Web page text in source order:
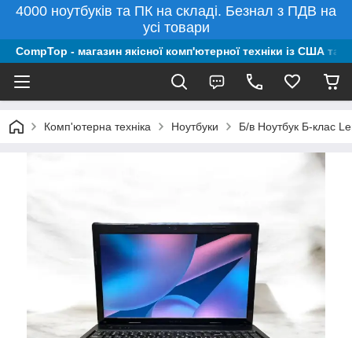
4000 ноутбуків та ПК на складі. Безнал з ПДВ на
усі товари
CompTop - магазин якісної комп'ютерної техніки із США та
Комп'ютерна техніка Ноутбуки Б/в Ноутбук Б-клас